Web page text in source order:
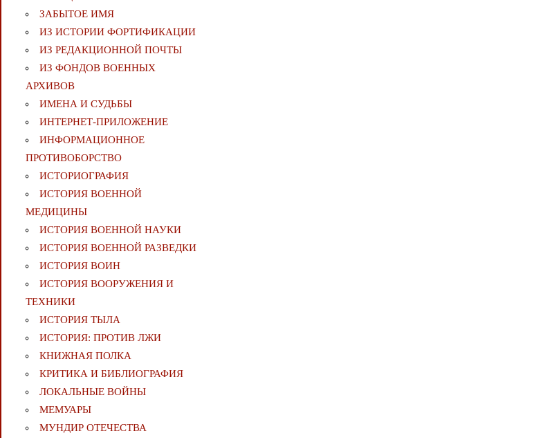
ЗАБЫТОЕ ИМЯ
ИЗ ИСТОРИИ ФОРТИФИКАЦИИ
ИЗ РЕДАКЦИОННОЙ ПОЧТЫ
ИЗ ФОНДОВ ВОЕННЫХ
АРХИВОВ
ИМЕНА И СУДЬБЫ
ИНТЕРНЕТ-ПРИЛОЖЕНИЕ
ИНФОРМАЦИОННОЕ
ПРОТИВОБОРСТВО
ИСТОРИОГРАФИЯ
ИСТОРИЯ ВОЕННОЙ
МЕДИЦИНЫ
ИСТОРИЯ ВОЕННОЙ НАУКИ
ИСТОРИЯ ВОЕННОЙ РАЗВЕДКИ
ИСТОРИЯ ВОИН
ИСТОРИЯ ВООРУЖЕНИЯ И
ТЕХНИКИ
ИСТОРИЯ ТЫЛА
ИСТОРИЯ: ПРОТИВ ЛЖИ
КНИЖНАЯ ПОЛКА
КРИТИКА И БИБЛИОГРАФИЯ
ЛОКАЛЬНЫЕ ВОЙНЫ
МЕМУАРЫ
МУНДИР ОТЕЧЕСТВА